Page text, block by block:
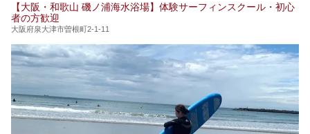
【大阪・和歌山 磯ノ浦海水浴場】体験サーフィンスクール・初心
者の方歓迎
大阪府泉大津市曽根町2-1-11